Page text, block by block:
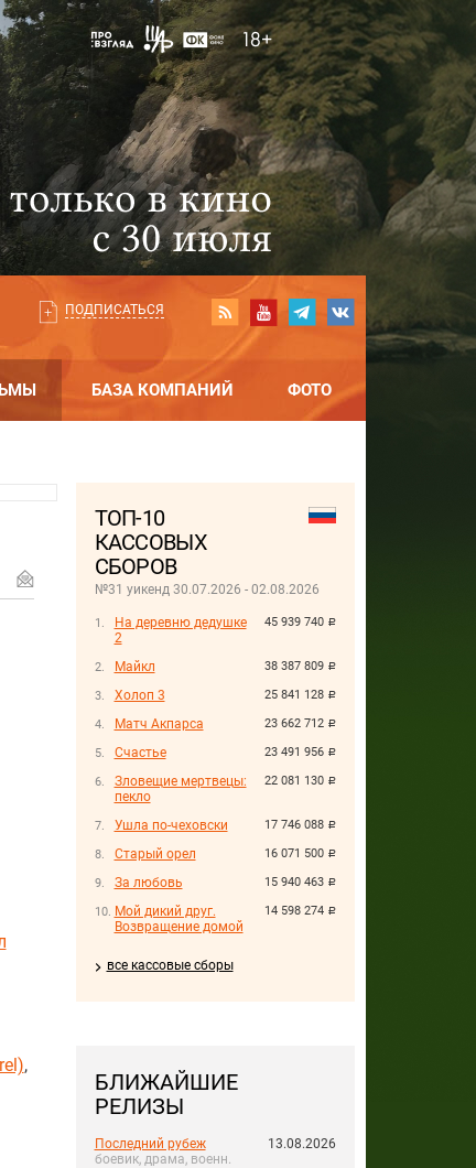
ПОДПИСАТЬСЯ
БАЗА КОМПАНИЙ ФОТО
ТОП-10
КАССОВЫХ
СБОРОВ
№31 уикенд 30.07.2026 - 02.08.2026
45 939 740 руб.
На деревню дедушке
2
38 387 809 руб.
Майкл
25 841 128 руб.
Холоп 3
23 662 712 руб.
Матч Акпарса
23 491 956 руб.
Счастье
22 081 130 руб.
Зловещие мертвецы:
пекло
17 746 088 руб.
Ушла по-чеховски
16 071 500 руб.
Старый орел
15 940 463 руб.
За любовь
14 598 274 руб.
Мой дикий друг.
Возвращение домой
все кассовые сборы
БЛИЖАЙШИЕ
РЕЛИЗЫ
Последний рубеж
боевик, драма, военн.
13.08.2026
,